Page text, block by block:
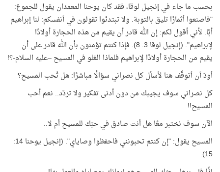
بحسب ما جاء في إنجيل لوقا، فقد كان يوحنا المعمدان يقول للجموع:
"فاصنعوا أثمارًا تليق بالتوبة. ولا تبتدئوا تقولون في أنفسكم: لنا إبراهيم
أبًا. لأني أقول لكم: إن الله قادر أن يقيم من هذه الحجارة أولادًا
لإبراهيم". (إنجيل لوقا 3: 8). فإذا كنتم تؤمنون بأن الله قادر على أن
يقيم من الحجارة أولادًا لإبراهيم فلماذا الغلو في المسيح –عليه السلام-؟!
أودّ أن أتوقّف هنا لأسأل كل نصراني سؤالًا مباشرًا: هل تُحب المسيح؟
كل نصراني سوف يجيبك من دون أدنى تفكير ولا تردّد.. نعم أحب
المسيح!!
الآن سوف نختبر معًا هل أنت صادق في حبّك للمسيح أم لا..
المسيح يقول: "إن كنتم تحبونني فاحفظوا وصاياي". (إنجيل يوحنا 14:
15)
.